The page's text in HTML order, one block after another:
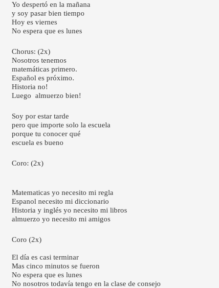
Yo despertó en la mañana
y soy pasar bien tiempo
Hoy es viernes
No espera que es lunes
Chorus: (2x)
Nosotros tenemos
matemáticas primero.
Español es próximo.
Historia no!
Luego  almuerzo bien!
Soy por estar tarde
pero que importe solo la escuela
porque tu conocer qué
escuela es bueno
Coro: (2x)
Matematicas yo necesito mi regla
Espanol necesito mi diccionario
Historia y inglés yo necesito mi libros
almuerzo yo necesito mi amigos
Coro (2x)
El día es casi terminar
Mas cinco minutos se fueron
No espera que es lunes
No nosotros todavía tengo en la clase de consejo